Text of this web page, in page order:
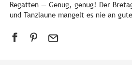
Regatten — Genug, genug! Der
und Tanzlaune mangelt es nie an